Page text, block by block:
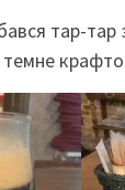
тар-тар
темне